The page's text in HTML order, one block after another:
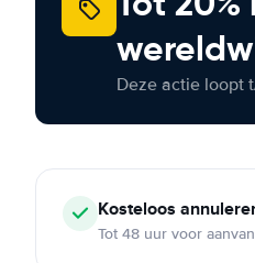
Deze actie loopt
Kosteloos
Tot 48 uur voor